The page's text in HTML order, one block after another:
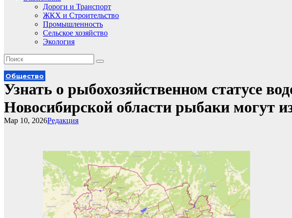
Дороги и Транспорт
ЖКХ и Строительство
Промышленность
Сельское хозяйство
Экология
Общество
Узнать о рыбохозяйственном статусе
Новосибирской области рыбаки могут
Редакция
Мар 10, 2026